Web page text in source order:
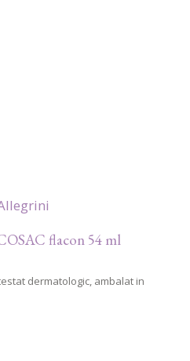
flacon 54 ml
dermatologic, ambalat in